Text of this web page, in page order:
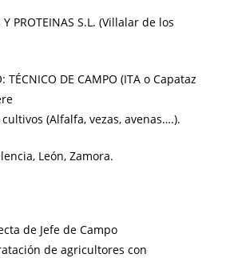
Y PROTEINAS S.L. (Villalar de los
TÉCNICO DE CAMPO (ITA o Capataz
(Alfalfa, vezas, avenas….).
León, Zamora.
de Jefe de Campo
de agricultores con